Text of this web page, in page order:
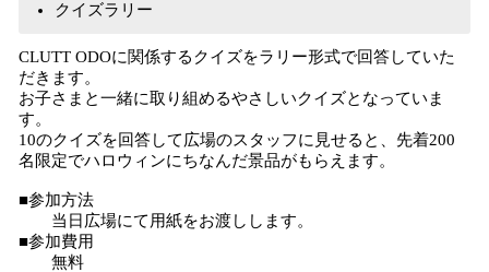
クイズラリー
CLUTT ODOに関係するクイズをラリー形式で回答していた
だきます。
お子さまと一緒に取り組めるやさしいクイズとなっていま
す。
10のクイズを回答して広場のスタッフに見せると、先着200
名限定でハロウィンにちなんだ景品がもらえます。
■参加方法
当日広場にて用紙をお渡しします。
■参加費用
無料